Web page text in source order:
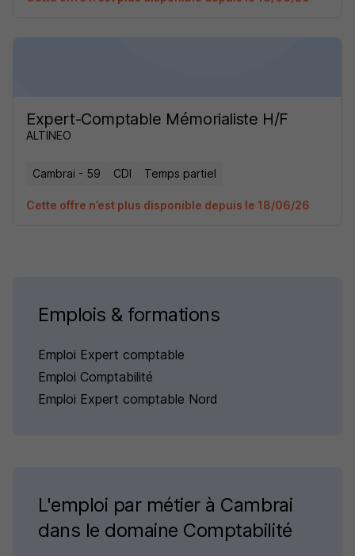
Expert-Comptable Mémorialiste H/F
ALTINEO
Cambrai - 59 CDI Temps partiel
Cette offre n’est plus disponible depuis le 18/06/26
Emplois & formations
Emploi Expert comptable
Emploi Comptabilité
Emploi Expert comptable Nord
L'emploi par métier à Cambrai
dans le domaine Comptabilité